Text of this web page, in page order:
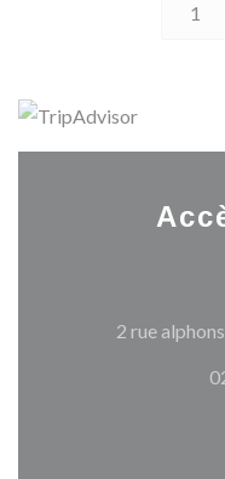
1
2 rue